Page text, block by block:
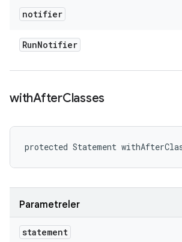
notifier
RunNotifier
withAfterClasses
protected Statement
Parametreler
statement